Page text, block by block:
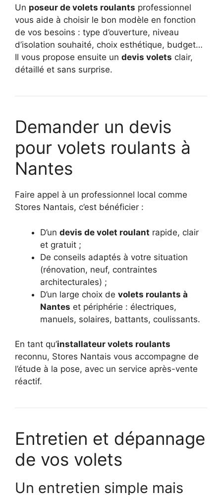
Un poseur de volets roulants professionnel
vous aide à choisir le bon modèle en fonction
de vos besoins : type d’ouverture, niveau
d’isolation souhaité, choix esthétique, budget…
Il vous propose ensuite un devis volets clair,
détaillé et sans surprise.
Demander un devis
pour volets roulants à
Nantes
Faire appel à un professionnel local comme
Stores Nantais, c’est bénéficier :
D’un devis de volet roulant rapide, clair
et gratuit ;
De conseils adaptés à votre situation
(rénovation, neuf, contraintes
architecturales) ;
D’un large choix de volets roulants à
Nantes et périphérie : électriques,
manuels, solaires, battants, coulissants.
En tant qu’installateur volets roulants
reconnu, Stores Nantais vous accompagne de
l’étude à la pose, avec un service après-vente
réactif.
Entretien et dépannage
de vos volets
Un entretien simple mais